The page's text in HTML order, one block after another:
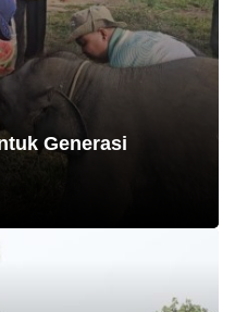
Generasi